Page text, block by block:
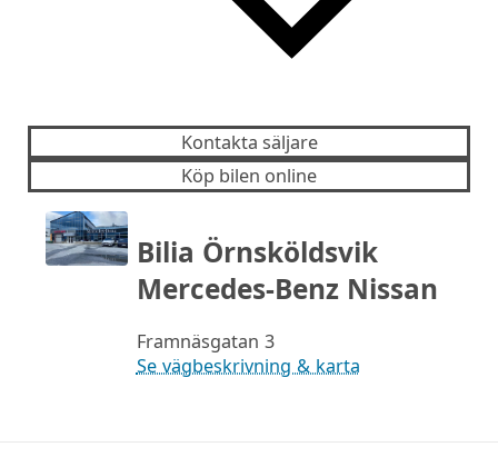
Kontakta säljare
Köp bilen online
Bilia Örnsköldsvik
Mercedes-Benz Nissan
Framnäsgatan 3
Se vägbeskrivning & karta